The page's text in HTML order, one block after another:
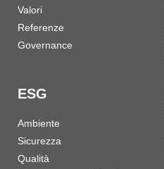
Valori
Referenze
Governance
ESG
Ambiente
Sicurezza
Qualità